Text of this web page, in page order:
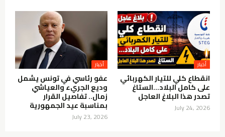
أخبار
انقطاع كلي للتيار الكهربائي
على كامل البلاد…الستاغ
تصدر هذا البلاغ العاجل
July 24, 2026
أخبار
عفو رئاسي في تونس يشمل
وديع الجريء والعياشي
زمال.. تفاصيل القرار
بمناسبة عيد الجمهورية
July 23, 2026